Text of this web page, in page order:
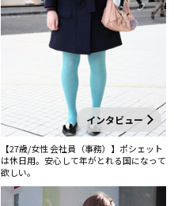
インタビュー
【27歳/女性 会社員（事務）】ポシェット
は休日用。安心して年がとれる国になって
欲しい。